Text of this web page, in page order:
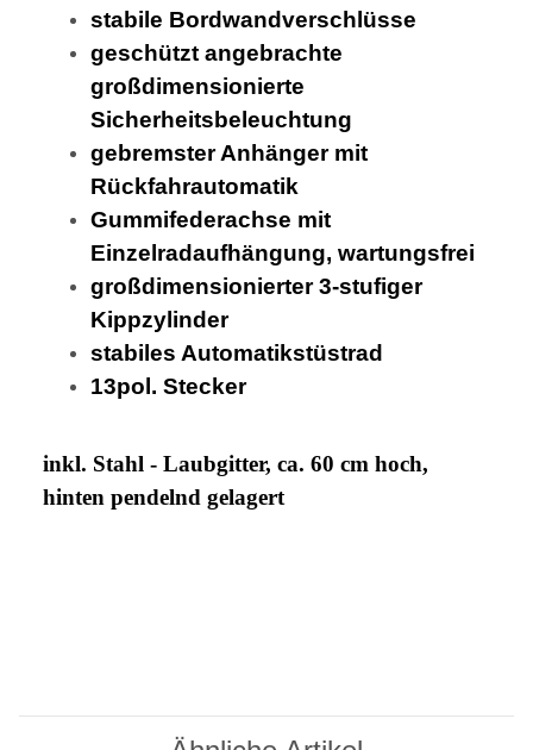
stabile Bordwandverschlüsse
geschützt angebrachte
großdimensionierte
Sicherheitsbeleuchtung
gebremster Anhänger mit
Rückfahrautomatik
Gummifederachse mit
Einzelradaufhängung, wartungsfrei
großdimensionierter 3-stufiger
Kippzylinder
stabiles Automatikstüstrad
13pol. Stecker
inkl. Stahl - Laubgitter, ca. 60 cm hoch,
hinten pendelnd gelagert